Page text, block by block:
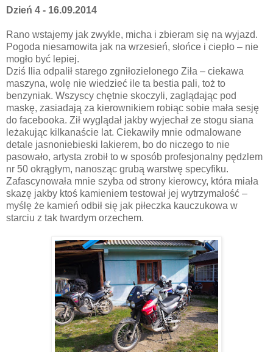
Dzień 4 - 16.09.2014
Rano wstajemy jak zwykle, micha i zbieram się na wyjazd.
Pogoda niesamowita jak na wrzesień, słońce i ciepło – nie
mogło być lepiej.
Dziś Ilia odpalił starego zgniłozielonego Ziła – ciekawa
maszyna, wolę nie wiedzieć ile ta bestia pali, toż to
benzyniak. Wszyscy chętnie skoczyli, zaglądając pod
maskę, zasiadają za kierownikiem robiąc sobie mała sesję
do facebooka. Ził wyglądał jakby wyjechał ze stogu siana
leżakując kilkanaście lat. Ciekawiły mnie odmalowane
detale jasnoniebieski lakierem, bo do niczego to nie
pasowało, artysta zrobił to w sposób profesjonalny pędzlem
nr 50 okrągłym, nanosząc grubą warstwę specyfiku.
Zafascynowała mnie szyba od strony kierowcy, która miała
skazę jakby ktoś kamieniem testował jej wytrzymałość –
myślę że kamień odbił się jak piłeczka kauczukowa w
starciu z tak twardym orzechem.